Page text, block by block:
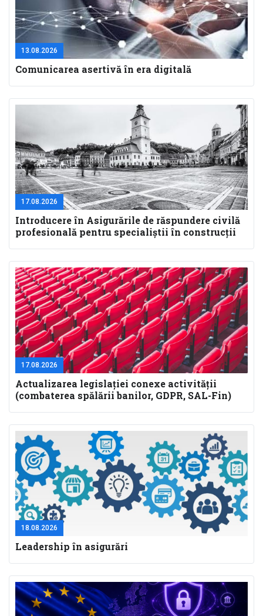
13.08.2026
Comunicarea asertivă în era digitală
17.08.2026
Introducere în Asigurările de răspundere civilă
profesională pentru specialiştii în construcţii
17.08.2026
Actualizarea legislaţiei conexe activităţii
(combaterea spălării banilor, GDPR, SAL-Fin)
18.08.2026
Leadership în asigurări